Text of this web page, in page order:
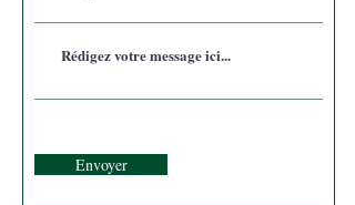
Envoyer